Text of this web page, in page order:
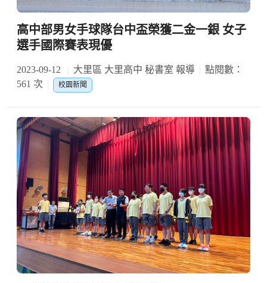
高中部男女手球隊台中盃榮獲二金一銀 女子
選手國際賽表現優
2023-09-12 大里區 大里高中 秘書室 報導
點閱數：
561 次
校園新聞